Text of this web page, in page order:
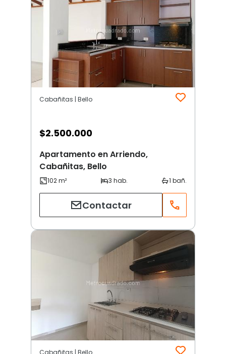
Cabañitas | Bello
$2.500.000
Apartamento en Arriendo,
Cabañitas, Bello
Contactar
Cabañitas | Bello